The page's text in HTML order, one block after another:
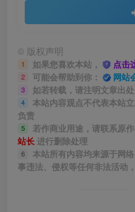
© 版权声明
1 如果您喜欢本站， 点击
2 可能会帮助到你： 网站
3 如若转载，请注明文章出
4
本站内容观点不代表本站
负责
5 若作商业用途，请联系原
站长进行删除处理
6
本站所有内容均来源于网
事违法、侵权等任何非法活动